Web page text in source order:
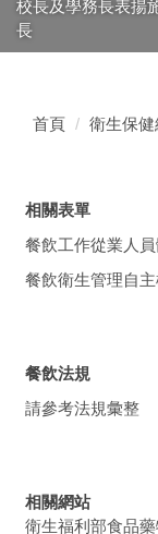
校長及學務長表揚
長
首頁 衛生保健
相關表單
餐飲工作從業人
餐飲衛生管理自
餐飲法規
請參考法規彙整
相關網站
衛生福利部食品